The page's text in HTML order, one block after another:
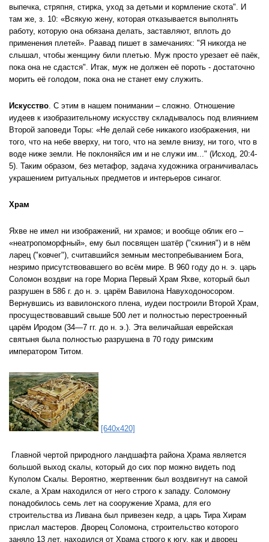
выпечка, стряпня, стирка, уход за детьми и кормление скота". И
там же, з. 10: «Всякую жену, которая отказывается выполнять
работу, которую она обязана делать, заставляют, вплоть до
применения плетей». Раавад пишет в замечаниях: "Я никогда не
слышал, чтобы женщину били плетью. Муж просто урезает её паёк,
пока она не сдастся". Итак, муж не должен её пороть - достаточно
морить её голодом, пока она не станет ему служить.
Искусство. С этим в нашем понимании – сложно. Отношение
иудеев к изобразительному искусству складывалось под влиянием
Второй заповеди Торы: «Не делай себе никакого изображения, ни
того, что на небе вверху, ни того, что на земле внизу, ни того, что в
воде ниже земли. Не поклоняйся им и не служи им..." (Исход, 20:4-
5). Таким образом, без метафор, задача художника ограничивалась
украшением ритуальных предметов и интерьеров синагог.
Храм
Яхве не имел ни изображений, ни храмов; и вообще облик его –
«неатропоморфный», ему был посвящен шатёр ("скиния") и в нём
ларец ("ковчег"), считавшийся земным местопребыванием Бога,
незримо присутствовавшего во всём мире. В 960 году до н. э. царь
Соломон воздвиг на горе Мориа Первый Храм Яхве, который был
разрушен в 586 г. до н. э. царём Вавилона Навуходоносором.
Вернувшись из вавилонского плена, иудеи построили Второй Храм,
просуществовавший свыше 500 лет и полностью перестроенный
царём Иродом (34—7 гг. до н. э.). Эта величайшая еврейская
святыня была полностью разрушена в 70 году римским
императором Титом.
[640x420]
Главной чертой природного ландшафта района Храма является
большой выход скалы, который до сих пор можно видеть под
Куполом Скалы. Вероятно, жертвенник был воздвигнут на самой
скале, а Храм находился от него строго к западу. Соломону
понадобилось семь лет на сооружение Храма, для его
строительства из Ливана был привезен кедр, а царь Тира Хирам
прислал мастеров. Дворец Соломона, строительство которого
заняло 13 лет, находился от Храма строго к югу, как и дворец